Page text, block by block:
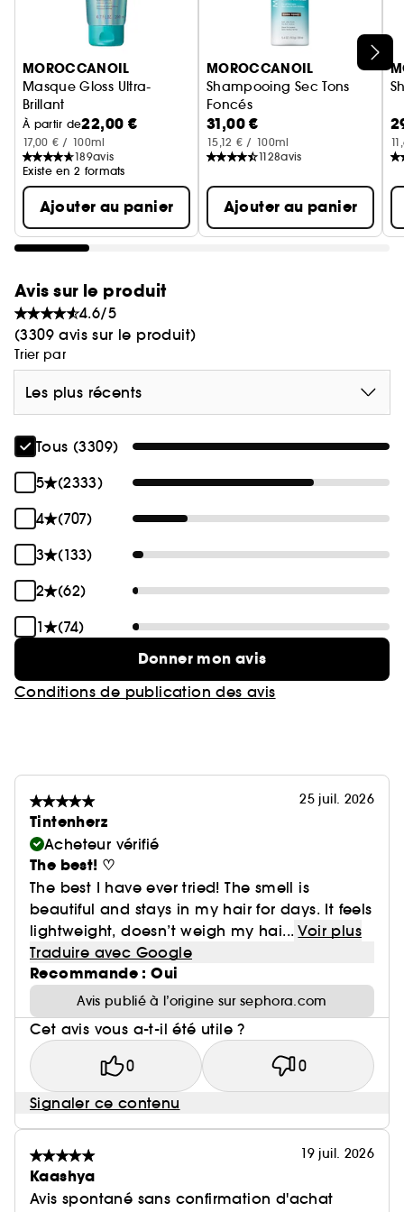
Ignorer le carrousel produits
MOROCCANOIL
Masque Gloss Ultra-
Brillant
Pour tous les types de cheveux
À partir de22,00 €
17,00 € / 100ml
189avis
Existe en 2 formats
Ajouter au panier
MOROCCANOIL
Shampooing Sec Tons
Foncés
31,00 €
15,12 € / 100ml
1128avis
Ajouter au panier
Avis sur le produit
4.6/5
(3309 avis sur le produit)
Trier par
Les plus récents
Tous (3309)
5
(2333)
4
(707)
3
(133)
2
(62)
1
(74)
Donner mon avis
Conditions de publication des avis
25 juil. 2026
Tintenherz
Acheteur vérifié
The best! ♡
The best I have ever tried! The smell is
beautiful and stays in my hair for days. It feels
lightweight, doesn’t weigh my hai... Voir plus
Traduire avec Google
Recommande : Oui
Avis publié à l’origine sur sephora.com
Cet avis vous a-t-il été utile ?
0 0
Signaler ce contenu
19 juil. 2026
Kaashya
Avis spontané sans confirmation d'achat